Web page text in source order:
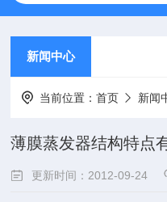
新闻中心
当前位置：首页 新闻
薄膜蒸发器结构特点
更新时间：2012-09-24